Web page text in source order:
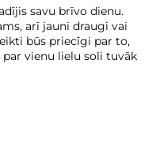
savu brīvo dienu.
arī jauni draugi vai
būs priecīgi par to,
vienu lielu soli tuvāk